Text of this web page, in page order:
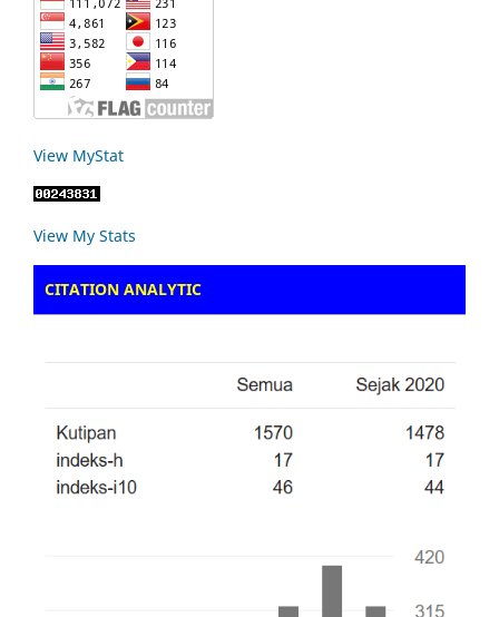
View MyStat
View My Stats
CITATION ANALYTIC